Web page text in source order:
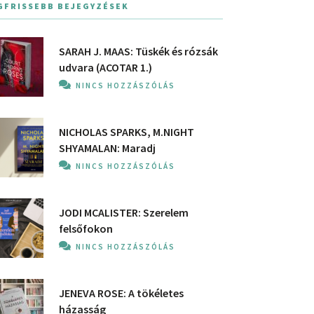
BEJEGYZÉSEK
SARAH J. MAAS: Tüskék és rózsák
udvara (ACOTAR 1.)
NINCS HOZZÁSZÓLÁS
NICHOLAS SPARKS, M.NIGHT
SHYAMALAN: Maradj
NINCS HOZZÁSZÓLÁS
JODI MCALISTER: Szerelem
felsőfokon
NINCS HOZZÁSZÓLÁS
JENEVA ROSE: A ​tökéletes
házasság